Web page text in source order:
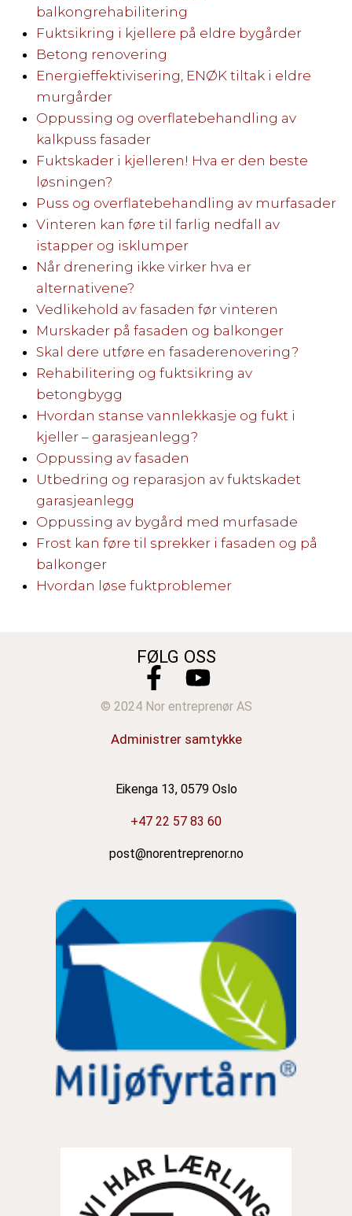
balkongrehabilitering
Fuktsikring i kjellere på eldre bygårder
Betong renovering
Energieffektivisering, ENØK tiltak i eldre
murgårder
Oppussing og overflatebehandling av
kalkpuss fasader
Fuktskader i kjelleren! Hva er den beste
løsningen?
Puss og overflatebehandling av murfasader
Vinteren kan føre til farlig nedfall av
istapper og isklumper
Når drenering ikke virker hva er
alternativene?
Vedlikehold av fasaden før vinteren
Murskader på fasaden og balkonger
Skal dere utføre en fasaderenovering?
Rehabilitering og fuktsikring av
betongbygg
Hvordan stanse vannlekkasje og fukt i
kjeller – garasjeanlegg?
Oppussing av fasaden
Utbedring og reparasjon av fuktskadet
garasjeanlegg
Oppussing av bygård med murfasade
Frost kan føre til sprekker i fasaden og på
balkonger
Hvordan løse fuktproblemer
FØLG OSS
© 2024 Nor entreprenør AS
Administrer samtykke
Eikenga 13, 0579 Oslo
+47 22 57 83 60
post@norentreprenor.no